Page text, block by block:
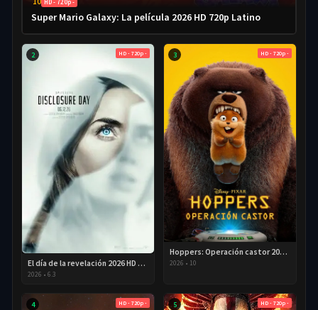
HD - 720p -
Super Mario Galaxy: La película 2026 HD 720p Latino
2 HD - 720p -
El día de la revelación 2026 HD 720P Latino
2026 • 6.3
3 HD - 720p -
Hoppers: Operación castor 2026 HD 720p Latino
2026 • 10
4 HD - 720p - 5 HD - 720p -